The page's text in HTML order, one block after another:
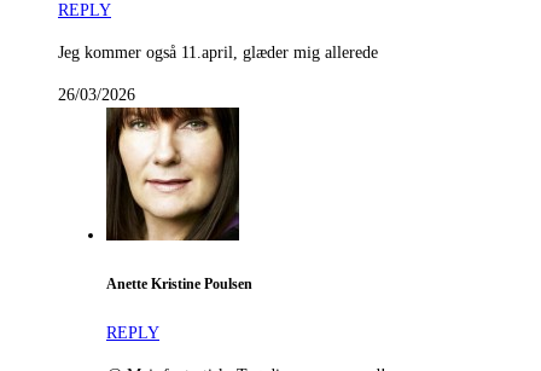
REPLY
Jeg kommer også 11.april, glæder mig allerede
26/03/2026
Anette Kristine Poulsen
REPLY